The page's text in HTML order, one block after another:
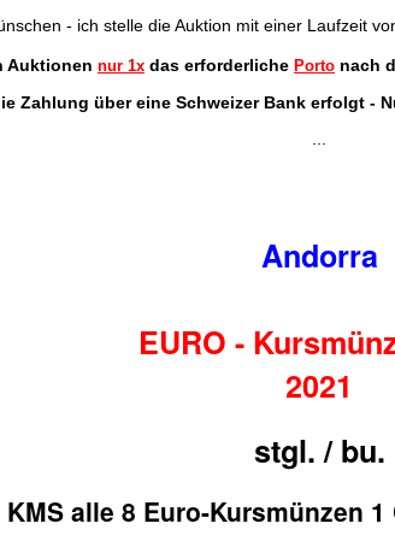
- ich stelle die Auktion mit einer Laufzeit
Auktionen nur 1x das erforderliche Porto nach
Zahlung über eine Schweizer Bank erfolgt
Andorra
EURO -
2021
stgl. / bu.
alle 8 Euro-Kursmünzen 1